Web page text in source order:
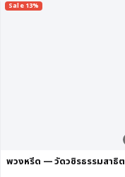
Sale 13%
พวงหรีด — วัดวชิรธรรมสาธิต